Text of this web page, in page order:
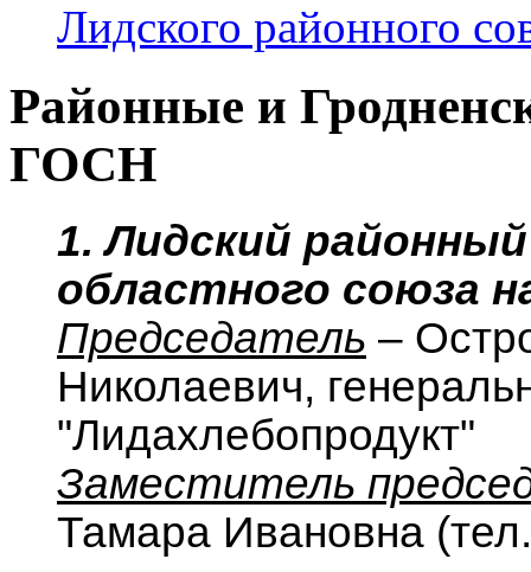
Лидского районного
Районные и
ГОСН
1. Лидский
областного союза
Председатель –
Николаевич,
"Лидахлебопродукт"
Заместитель
Тамара Ивановна